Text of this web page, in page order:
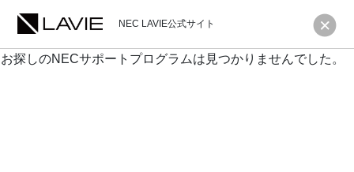
NEC LAVIE公式サイト
お探しのNECサポートプログラムは見つかりませんでした。